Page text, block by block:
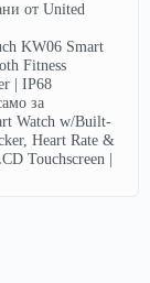
от United
KW06 Smart
Fitness
| IP68
за
Watch w/Built-
Heart Rate &
Touchscreen |